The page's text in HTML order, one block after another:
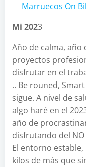
Marruecos On
Mi 2023
Año de calma,
proyectos
disfrutar en el
.. Be rouned,
sigue. A nivel de
algo haré en el
año de
disfrutando del
El entorno
kilos de más que